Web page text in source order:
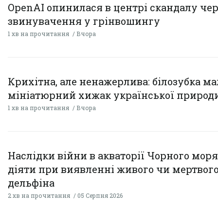
OpenAI опинилася в центрі скандалу
звинувачення у грінвошингу
1 хв на прочитання Вчора
Крихітна, але ненажерлива: білозубка
мініатюрний хижак української
1 хв на прочитання Вчора
Наслідки війни в акваторії Чорного
діяти при виявленні живого чи
дельфіна
2 хв на прочитання 05 Серпня 2026